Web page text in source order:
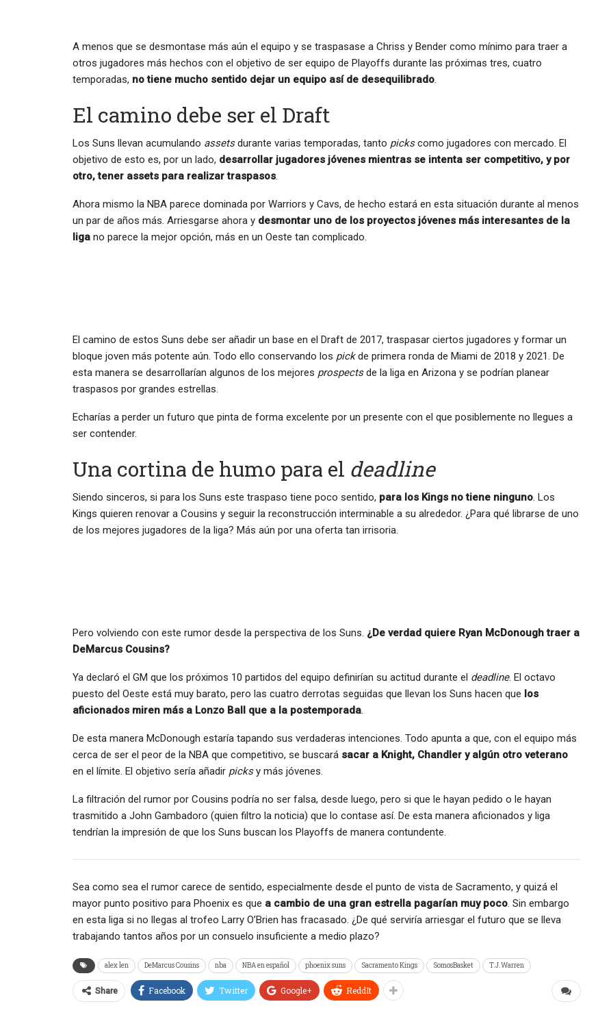
A menos que se desmontase más aún el equipo y se traspasase a Chriss y Bender como mínimo para traer a
otros jugadores más hechos con el objetivo de ser equipo de Playoffs durante las próximas tres, cuatro
temporadas, no tiene mucho sentido dejar un equipo así de desequilibrado.
El camino debe ser el Draft
Los Suns llevan acumulando assetsdurante varias temporadas, tanto pickscomo jugadores con mercado. El
objetivo de esto es, por un lado, desarrollar jugadores jóvenes mientras se intenta ser competitivo, y por
otro, tener assets para realizar traspasos.
Ahora mismo la NBA parece dominada por Warriors y Cavs, de hecho estará en esta situación durante al menos
un par de años más. Arriesgarse ahora y desmontar uno de los proyectos jóvenes más interesantes de la
liga no parece la mejor opción, más en un Oeste tan complicado.
El camino de estos Suns debe ser añadir un base en el Draft de 2017, traspasar ciertos jugadores y formar un
bloque joven más potente aún. Todo ello conservando los pickde primera ronda de Miami de 2018 y 2021. De
esta manera se desarrollarían algunos de los mejores prospectsde la liga en Arizona y se podrían planear
traspasos por grandes estrellas.
Echarías a perder un futuro que pinta de forma excelente por un presente con el que posiblemente no llegues a
ser contender.
Una cortina de humo para el deadline
Siendo sinceros, si para los Suns este traspaso tiene poco sentido, para los Kings no tiene ninguno. Los
Kings quieren renovar a Cousins y seguir la reconstrucción interminable a su alrededor. ¿Para qué librarse de uno
de los mejores jugadores de la liga? Más aún por una oferta tan irrisoria.
Pero volviendo con este rumor desde la perspectiva de los Suns. ¿De verdad quiere Ryan McDonough traer a
DeMarcus Cousins?
Ya declaró el GM que los próximos 10 partidos del equipo definirían su actitud durante el deadline. El octavo
puesto del Oeste está muy barato, pero las cuatro derrotas seguidas que llevan los Suns hacen que los
aficionados miren más a Lonzo Ball que a la postemporada.
De esta manera McDonough estaría tapando sus verdaderas intenciones. Todo apunta a que, con el equipo más
cerca de ser el peor de la NBA que competitivo, se buscará sacar a Knight, Chandler y algún otro veterano
en el límite. El objetivo sería añadir picksy más jóvenes.
La filtración del rumor por Cousins podría no ser falsa, desde luego, pero si que le hayan pedido o le hayan
trasmitido a John Gambadoro (quien filtro la noticia) que lo contase así. De esta manera aficionados y liga
tendrían la impresión de que los Suns buscan los Playoffs de manera contundente.
Sea como sea el rumor carece de sentido, especialmente desde el punto de vista de Sacramento, y quizá el
mayor punto positivo para Phoenix es que a cambio de una gran estrella pagarían muy poco. Sin embargo
en esta liga si no llegas al trofeo Larry O’Brien has fracasado. ¿De qué serviría arriesgar el futuro que se lleva
trabajando tantos años por un consuelo insuficiente a medio plazo?
alex len DeMarcus Cousins nba NBA en español phoenix suns Sacramento Kings SomosBasket T.J.Warren
Share Facebook Twitter Google+ ReddIt